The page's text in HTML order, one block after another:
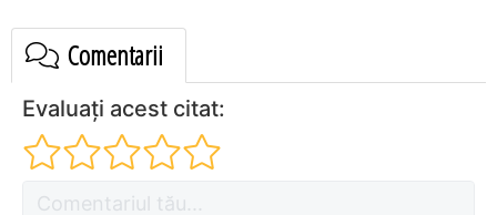
Comentarii
Evaluați acest citat: